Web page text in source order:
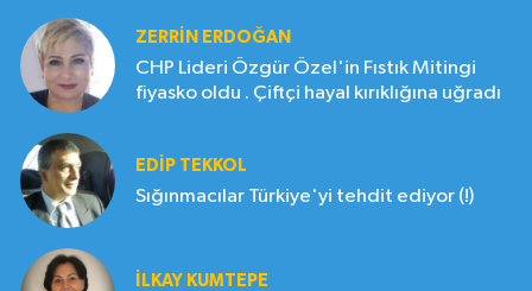
ZERRIN ERDOĞAN
CHP Lideri Özgür Özel'in Fıstık Mitingi
fiyasko oldu . Çiftçi hayal kırıklığına uğradı
EDIP TEKKOL
Sığınmacılar Türkiye'yi tehdit ediyor (!)
İLKAY KUMTEPE